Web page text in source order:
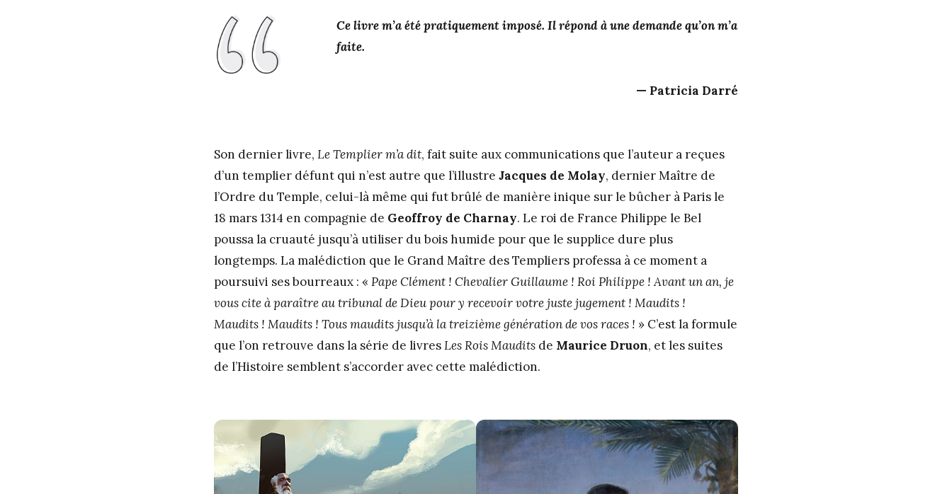
Ce livre m’a été pratiquement imposé. Il répond à une demande qu’on m’a
faite.
Patricia Darré
Son dernier livre, Le Templier m’a dit, fait suite aux communications que l’auteur a reçues
d’un templier défunt qui n’est autre que l’illustre Jacques de Molay, dernier Maître de
l’Ordre du Temple, celui-là même qui fut brûlé de manière inique sur le bûcher à Paris le
18 mars 1314 en compagnie de Geoffroy de Charnay. Le roi de France Philippe le Bel
poussa la cruauté jusqu’à utiliser du bois humide pour que le supplice dure plus
longtemps. La malédiction que le Grand Maître des Templiers professa à ce moment a
poursuivi ses bourreaux : « Pape Clément ! Chevalier Guillaume ! Roi Philippe ! Avant un an, je
vous cite à paraître au tribunal de Dieu pour y recevoir votre juste jugement ! Maudits !
Maudits ! Maudits ! Tous maudits jusqu’à la treizième génération de vos races ! » C’est la formule
que l’on retrouve dans la série de livresLes Rois Maudits de Maurice Druon, et les suites
de l’Histoire semblent s’accorder avec cette malédiction.